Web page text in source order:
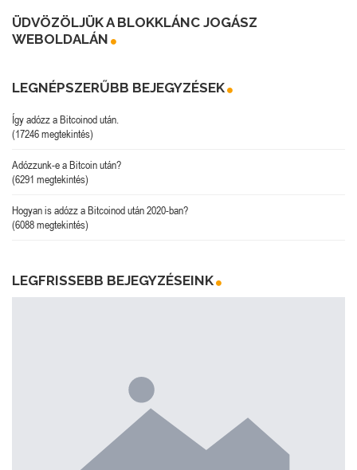
ÜDVÖZÖLJÜK A BLOKKLÁNC JOGÁSZ
WEBOLDALÁN
LEGNÉPSZERŰBB BEJEGYZÉSEK
Így adózz a Bitcoinod után.
(17246 megtekintés)
Adózzunk-e a Bitcoin után?
(6291 megtekintés)
Hogyan is adózz a Bitcoinod után 2020-ban?
(6088 megtekintés)
LEGFRISSEBB BEJEGYZÉSEINK